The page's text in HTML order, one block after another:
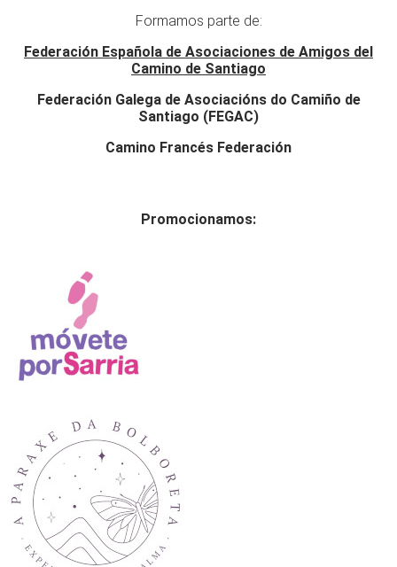
Formamos parte de:
Federación Española de Asociaciones de Amigos del
Camino de Santiago
Federación Galega de Asociacións do Camiño de
Santiago (FEGAC)
Camino Francés Federación
Promocionamos: